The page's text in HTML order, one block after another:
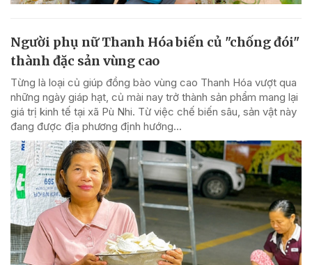
Người phụ nữ Thanh Hóa biến củ "chống đói"
thành đặc sản vùng cao
Từng là loại củ giúp đồng bào vùng cao Thanh Hóa vượt qua
những ngày giáp hạt, củ mài nay trở thành sản phẩm mang lại
giá trị kinh tế tại xã Pù Nhi. Từ việc chế biến sâu, sản vật này
đang được địa phương định hướng...